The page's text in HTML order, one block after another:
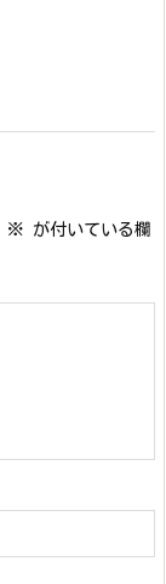
※ が付いている欄